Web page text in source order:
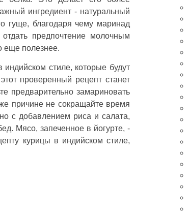
ингредиент - натуральный
гуще, благодаря чему маринад
предпочтение молочным
еще полезнее.
стиле, которые будут
проверенный рецепт станет
предварительно замариновать
причине не сокращайте время
с добавлением риса и салата,
Мясо, запеченное в йогурте, -
курицы в индийском стиле,